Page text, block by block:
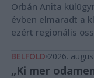
Orbán Anita
évben elmaradt a
ezért regionális
BELFÖLD 2026.
„Ki mer